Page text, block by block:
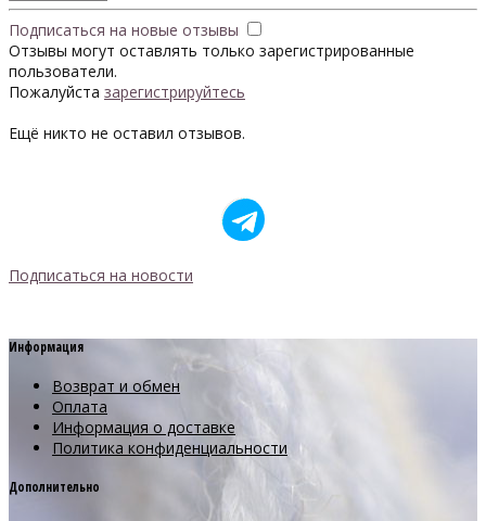
Подписаться на новые отзывы
Отзывы могут оставлять только зарегистрированные
пользователи.
Пожалуйста зарегистрируйтесь
Ещё никто не оставил отзывов.
Подписаться на новости
Информация
Возврат и обмен
Оплата
Информация о доставке
Политика конфиденциальности
Дополнительно